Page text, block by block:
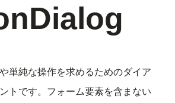
単純な操作を求めるためのダイア
トです。フォーム要素を含まない